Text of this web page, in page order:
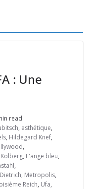
: Une
read
, esthétique,
, Hildegard Knef,
,
Kolberg, L'ange bleu,
,
, Metropolis,
Reich, Ufa,